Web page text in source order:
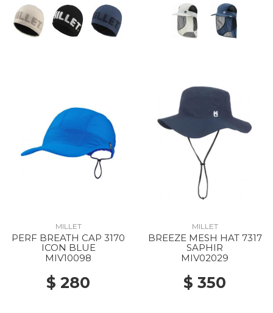
MILLET
PERF BREATH CAP 3170
ICON BLUE
MIV10098
$ 280
MILLET
BREEZE MESH HAT 7317
SAPHIR
MIV02029
$ 350